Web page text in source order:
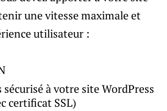
une vitesse maximale et
utilisateur :
sécurisé à votre site WordPress
certificat SSL)